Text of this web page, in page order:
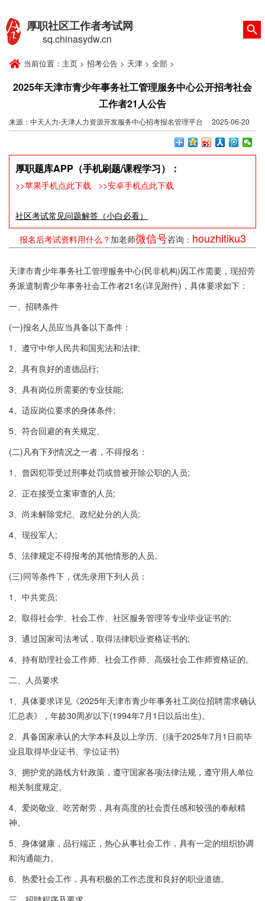
厚职社区工作者考试网
sq.chinasydw.cn
当前位置： 主页 > 招考公告 > 天津 > 全部 >
2025年天津市青少年事务社工管理服务中心公开招考社会
工作者21人公告
来源：中天人力-天津人力资源开发服务中心招考报名管理平台 2025-06-20
厚职题库APP（手机刷题/课程学习）：
>>苹果手机点此下载 >>安卓手机点此下载
社区考试常见问题解答（小白必看）
报名后考试资料用什么？ 加老师微信号咨询： houzhitiku3
天津市青少年事务社工管理服务中心(民非机构)因工作需要，现招劳
务派遣制青少年事务社会工作者21名(详见附件)，具体要求如下：
一、招聘条件
(一)报名人员应当具备以下条件：
1、遵守中华人民共和国宪法和法律;
2、具有良好的道德品行;
3、具有岗位所需要的专业技能;
4、适应岗位要求的身体条件;
5、符合回避的有关规定。
(二)凡有下列情况之一者，不得报名：
1、曾因犯罪受过刑事处罚或曾被开除公职的人员;
2、正在接受立案审查的人员;
3、尚未解除党纪、政纪处分的人员;
4、现役军人;
5、法律规定不得报考的其他情形的人员。
(三)同等条件下，优先录用下列人员：
1、中共党员;
2、取得社会学、社会工作、社区服务管理等专业毕业证书的;
3、通过国家司法考试，取得法律职业资格证书的;
4、持有助理社会工作师、社会工作师、高级社会工作师资格证的。
二、人员要求
1、具体要求详见《2025年天津市青少年事务社工岗位招聘需求确认
汇总表》，年龄30周岁以下(1994年7月1日以后出生)。
2、具备国家承认的大学本科及以上学历。(须于2025年7月1日前毕
业且取得毕业证书、学位证书)
3、拥护党的路线方针政策，遵守国家各项法律法规，遵守用人单位
相关制度规定。
4、爱岗敬业、吃苦耐劳，具有高度的社会责任感和较强的奉献精
神。
5、身体健康，品行端正，热心从事社会工作，具有一定的组织协调
和沟通能力。
6、热爱社会工作，具有积极的工作态度和良好的职业道德。